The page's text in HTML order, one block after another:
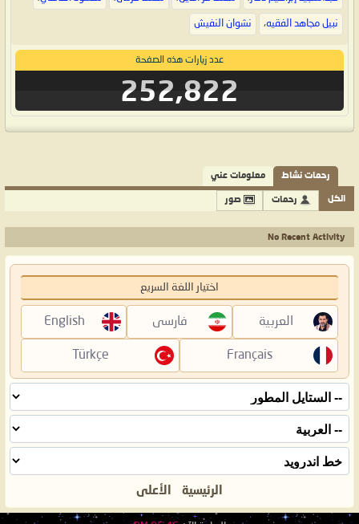
نبيل مجاهد الفقيه، نشوان النفيش
عدد زيارات هذه الصفحة
252,822
رحمات نشاط معلومات عني
الكل رحمات صور
No Recent Activity
اختيار اللغة السريع
العربية فارسی English
Français
Türkçe
الرئيسية الأعلى